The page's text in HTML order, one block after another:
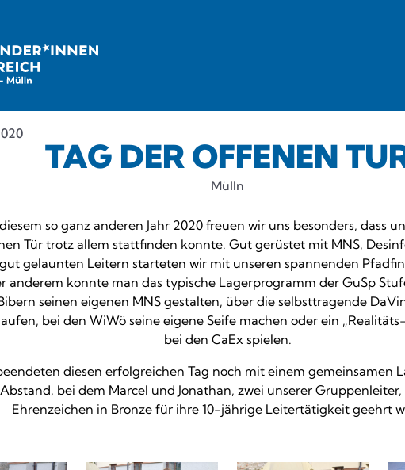
TAG DER OFFENEN
Mülln
so ganz anderen Jahr 2020 freuen wir uns besonders, dass
Tür trotz allem stattfinden konnte. Gut gerüstet mit MNS,
gelaunten Leitern starteten wir mit unseren spannenden
anderem konnte man das typische Lagerprogramm der GuSp
seinen eigenen MNS gestalten, über die selbsttragende
bei den WiWö seine eigene Seife machen oder ein
bei den CaEx spielen.
diesen erfolgreichen Tag noch mit einem gemeinsamen
Abstand, bei dem Marcel und Jonathan, zwei unserer
Ehrenzeichen in Bronze für ihre 10-jährige Leitertätigkeit geehrt